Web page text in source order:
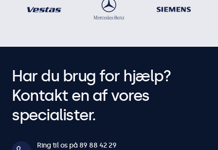
Har du brug for hjælp?
Kontakt en af vores
specialister.
Ring til os på 89 88 42 29